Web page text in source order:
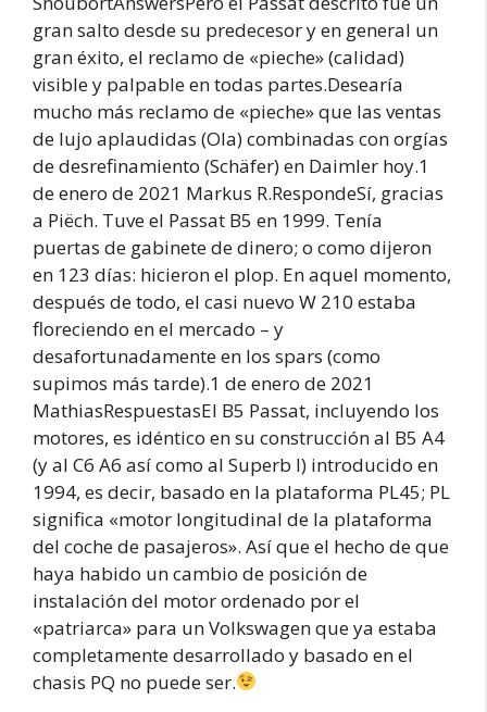
gran salto desde su predecesor y en general un
gran éxito, el reclamo de «pieche» (calidad)
visible y palpable en todas partes.Desearía
mucho más reclamo de «pieche» que las ventas
de lujo aplaudidas (Ola) combinadas con orgías
de desrefinamiento (Schäfer) en Daimler hoy.1
de enero de 2021 Markus R.RespondeSí, gracias
a Piëch. Tuve el Passat B5 en 1999. Tenía
puertas de gabinete de dinero; o como dijeron
en 123 días: hicieron el plop. En aquel momento,
después de todo, el casi nuevo W 210 estaba
floreciendo en el mercado – y
desafortunadamente en los spars (como
supimos más tarde).1 de enero de 2021
MathiasRespuestasEl B5 Passat, incluyendo los
motores, es idéntico en su construcción al B5 A4
(y al C6 A6 así como al Superb I) introducido en
1994, es decir, basado en la plataforma PL45; PL
significa «motor longitudinal de la plataforma
del coche de pasajeros». Así que el hecho de que
haya habido un cambio de posición de
instalación del motor ordenado por el
«patriarca» para un Volkswagen que ya estaba
completamente desarrollado y basado en el
chasis PQ no puede ser.